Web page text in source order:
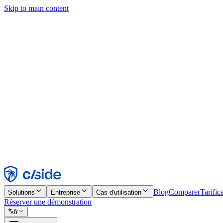
Skip to main content
Rejeter
Solutions Entreprise Cas d'utilisation BlogComparer
Réserver une démonstration
fr